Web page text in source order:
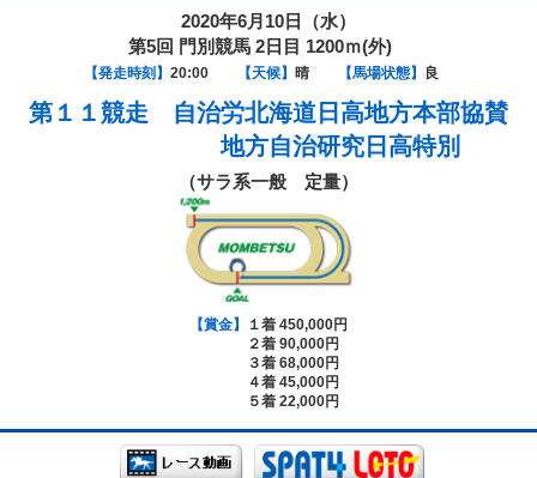
2020年6月10日（水）
第5回 門別競馬 2日目 1200ｍ(外)
【発走時刻】 20:00 【天候】 晴 【馬場状態】 良
第１１競走 自治労北海道日高地方本部協賛
地方自治研究日高特別
（サラ系一般 定量）
【賞金】
１着 450,000円
２着 90,000円
３着 68,000円
４着 45,000円
５着 22,000円